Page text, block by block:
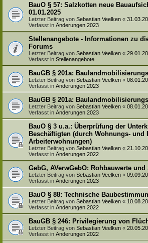
BauO § 57: Salzkotten neue
01.01.2025
Letzter Beitrag von Sebastian Veelken «
Verfasst in Änderungen 2023
Stellenangebote - Informationen zu
Forums
Letzter Beitrag von Sebastian Veelken «
Verfasst in Stellenangebote
BauGB § 201a:
Letzter Beitrag von Sebastian Veelken «
Verfasst in Änderungen 2023
BauGB § 201a:
Letzter Beitrag von Sebastian Veelken «
Verfasst in Änderungen 2023
BauO § 3 u.a.: Überprüfung der
Beschäftigten (durch Wohnungs- und
Arbeiterwohnungen)
Letzter Beitrag von Sebastian Veelken «
Verfasst in Änderungen 2022
GebG, AVerwGebO: Rohbauwerte
Letzter Beitrag von Sebastian Veelken «
Verfasst in Änderungen 2023
BauO § 88: Technische
Letzter Beitrag von Sebastian Veelken «
Verfasst in Änderungen 2022
BauGB § 246: Privilegierung von
Letzter Beitrag von Sebastian Veelken «
Verfasst in Änderungen 2022